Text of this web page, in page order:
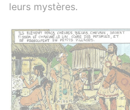
leurs mystères.